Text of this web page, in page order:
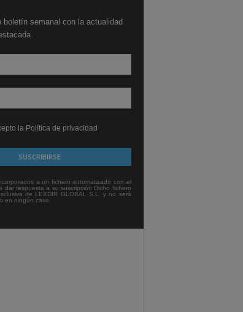
boletín semanal con la actualidad
la Política de privacidad
a un fichero automatizado con el
dar respuesta a su suscripción Dicho fichero
de LEXDIR GLOBAL S.L. y no será
en ningún caso.